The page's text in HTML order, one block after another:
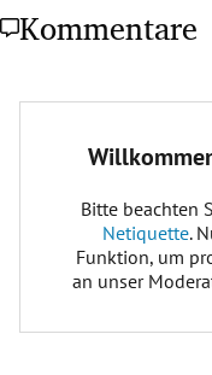
Kommentare